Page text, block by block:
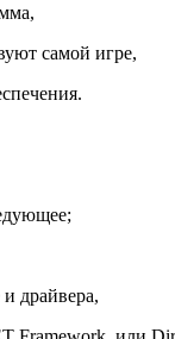
самой игре,
драйвера,